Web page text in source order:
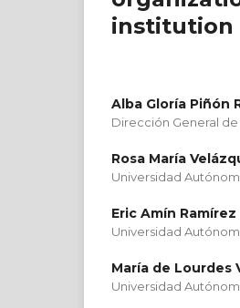
institution
Alba Gloría Piñón
Dirección General
Rosa María
Universidad
Eric Amín
Universidad
María de Lourdes
Universidad